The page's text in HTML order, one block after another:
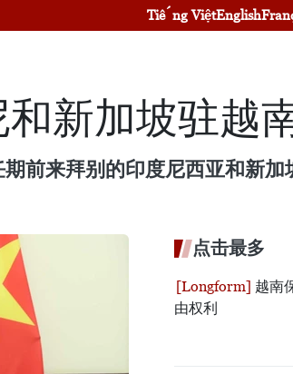
Tiếng ViệtEnglish
新加坡驻越
前来拜别的印度尼西亚和新加
点击最多
越南
由权利